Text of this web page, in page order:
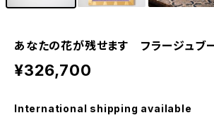
あなたの花が残せます フラージュ
¥326,700
International shipping available